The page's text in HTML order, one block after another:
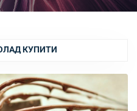
КУПИТИ